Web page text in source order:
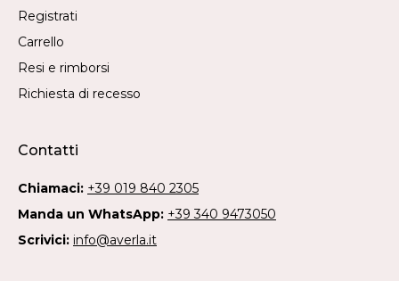
Registrati
Carrello
Resi e rimborsi
Richiesta di recesso
Contatti
Chiamaci: +39 019 840 2305
Manda un WhatsApp: +39 340 9473050
Scrivici: info@averla.it